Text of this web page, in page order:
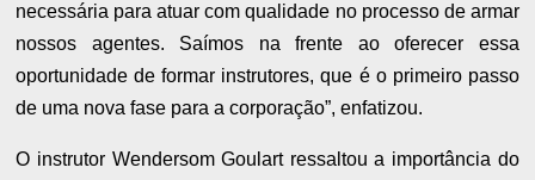
necessária para atuar com qualidade no processo de armar
nossos agentes. Saímos na frente ao oferecer essa
oportunidade de formar instrutores, que é o primeiro passo
de uma nova fase para a corporação”, enfatizou.
O instrutor Wendersom Goulart ressaltou a importância do